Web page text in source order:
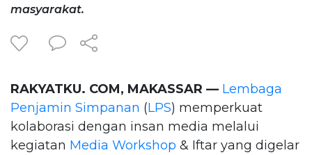
masyarakat.
RAKYATKU. COM, MAKASSAR — Lembaga
Penjamin Simpanan (LPS) memperkuat
kolaborasi dengan insan media melalui
kegiatan Media Workshop & Iftar yang digelar